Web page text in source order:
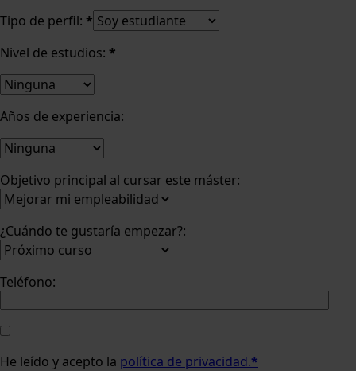
Tipo de perfil: *
Nivel de estudios: *
Años de experiencia:
Objetivo principal al cursar este máster:
¿Cuándo te gustaría empezar?:
Teléfono:
He leído y acepto la política de privacidad.*